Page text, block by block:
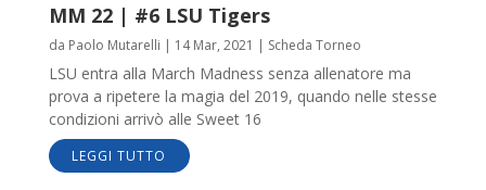
MM 22 | #6 LSU Tigers
da Paolo Mutarelli | 14 Mar, 2021 | Scheda Torneo
LSU entra alla March Madness senza allenatore ma
prova a ripetere la magia del 2019, quando nelle stesse
condizioni arrivò alle Sweet 16
LEGGI TUTTO